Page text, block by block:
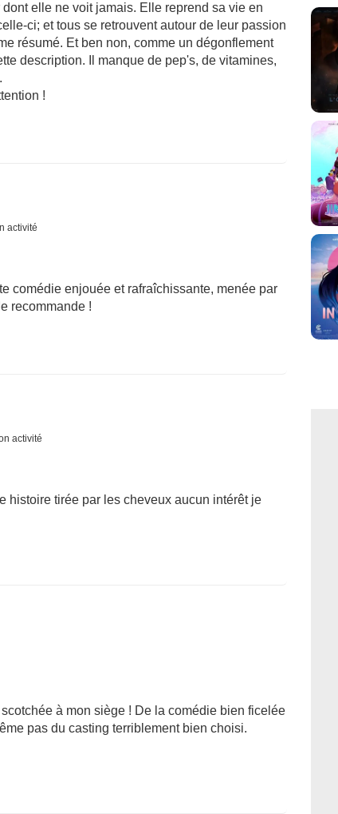
elle ne voit jamais. Elle reprend sa vie en
ci; et tous se retrouvent autour de leur passion
résumé. Et ben non, comme un dégonflement
description. Il manque de pep's, de vitamines,
!
activité
comédie enjouée et rafraîchissante, menée par
recommande !
activité
histoire tirée par les cheveux aucun intérêt je
à mon siège ! De la comédie bien ficelée
pas du casting terriblement bien choisi.